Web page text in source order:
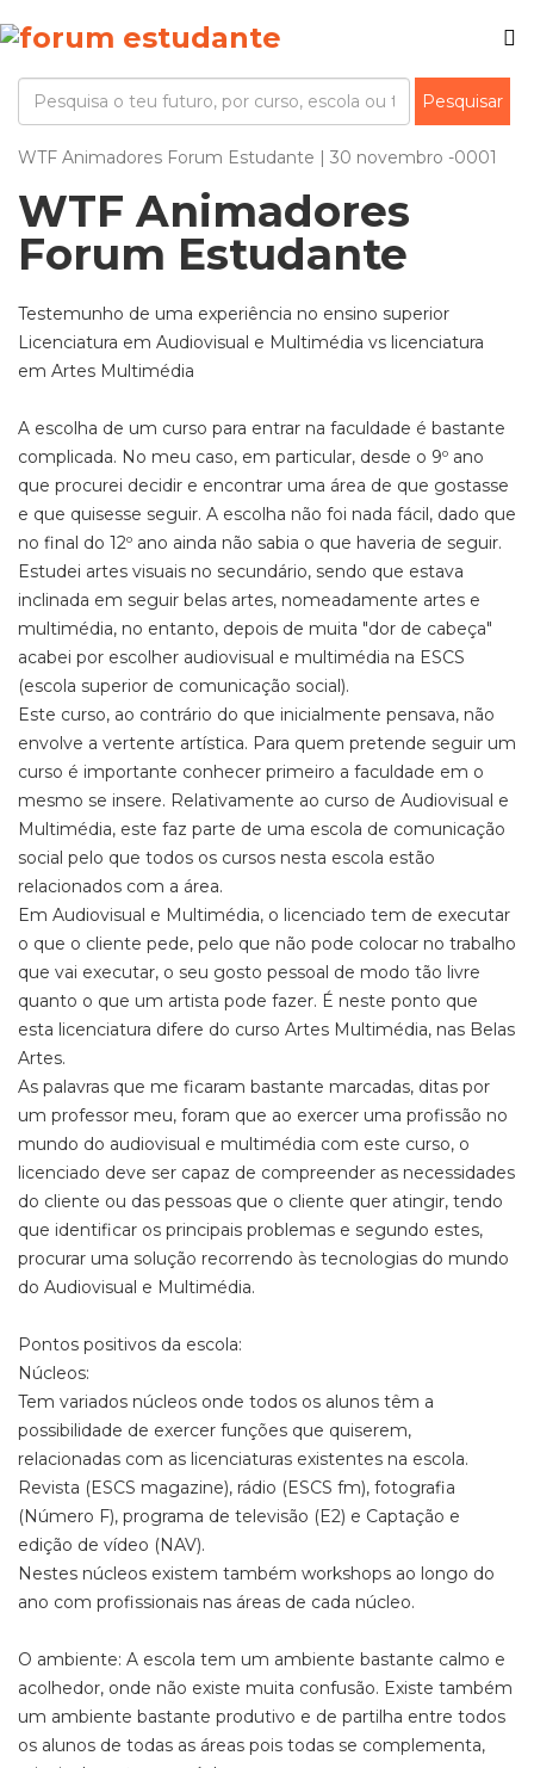
WTF Animadores Forum Estudante | 30 novembro -0001
WTF Animadores
Forum Estudante
Testemunho de uma experiência no ensino superior
Licenciatura em Audiovisual e Multimédia vs licenciatura
em Artes Multimédia
A escolha de um curso para entrar na faculdade é bastante
complicada. No meu caso, em particular, desde o 9º ano
que procurei decidir e encontrar uma área de que gostasse
e que quisesse seguir. A escolha não foi nada fácil, dado que
no final do 12º ano ainda não sabia o que haveria de seguir.
Estudei artes visuais no secundário, sendo que estava
inclinada em seguir belas artes, nomeadamente artes e
multimédia, no entanto, depois de muita "dor de cabeça"
acabei por escolher audiovisual e multimédia na ESCS
(escola superior de comunicação social).
Este curso, ao contrário do que inicialmente pensava, não
envolve a vertente artística. Para quem pretende seguir um
curso é importante conhecer primeiro a faculdade em o
mesmo se insere. Relativamente ao curso de Audiovisual e
Multimédia, este faz parte de uma escola de comunicação
social pelo que todos os cursos nesta escola estão
relacionados com a área.
Em Audiovisual e Multimédia, o licenciado tem de executar
o que o cliente pede, pelo que não pode colocar no trabalho
que vai executar, o seu gosto pessoal de modo tão livre
quanto o que um artista pode fazer. É neste ponto que
esta licenciatura difere do curso Artes Multimédia, nas Belas
Artes.
As palavras que me ficaram bastante marcadas, ditas por
um professor meu, foram que ao exercer uma profissão no
mundo do audiovisual e multimédia com este curso, o
licenciado deve ser capaz de compreender as necessidades
do cliente ou das pessoas que o cliente quer atingir, tendo
que identificar os principais problemas e segundo estes,
procurar uma solução recorrendo às tecnologias do mundo
do Audiovisual e Multimédia.
Pontos positivos da escola:
Núcleos:
Tem variados núcleos onde todos os alunos têm a
possibilidade de exercer funções que quiserem,
relacionadas com as licenciaturas existentes na escola.
Revista (ESCS magazine), rádio (ESCS fm), fotografia
(Número F), programa de televisão (E2) e Captação e
edição de vídeo (NAV).
Nestes núcleos existem também workshops ao longo do
ano com profissionais nas áreas de cada núcleo.
O ambiente: A escola tem um ambiente bastante calmo e
acolhedor, onde não existe muita confusão. Existe também
um ambiente bastante produtivo e de partilha entre todos
os alunos de todas as áreas pois todas se complementa,